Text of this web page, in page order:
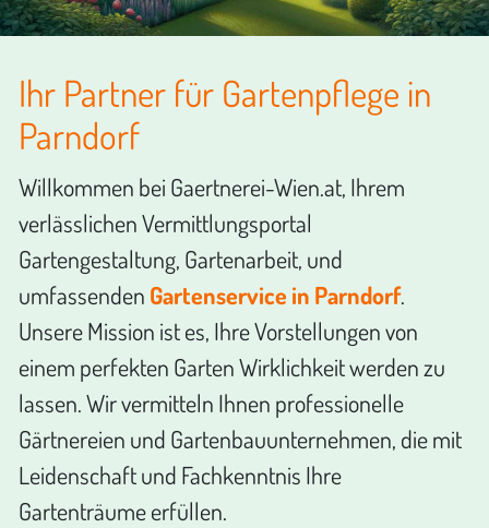
Ihr Partner für Gartenpflege in
Parndorf
Willkommen bei Gaertnerei-Wien.at, Ihrem
verlässlichen Vermittlungsportal
Gartengestaltung, Gartenarbeit, und
umfassenden Gartenservice in Parndorf.
Unsere Mission ist es, Ihre Vorstellungen von
einem perfekten Garten Wirklichkeit werden zu
lassen. Wir vermitteln Ihnen professionelle
Gärtnereien und Gartenbauunternehmen, die mit
Leidenschaft und Fachkenntnis Ihre
Gartenträume erfüllen.